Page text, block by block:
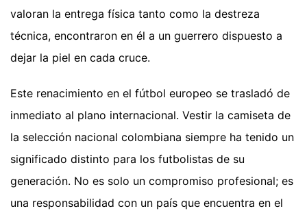
valoran la entrega física tanto como la destreza
técnica, encontraron en él a un guerrero dispuesto a
dejar la piel en cada cruce.
Este renacimiento en el fútbol europeo se trasladó de
inmediato al plano internacional. Vestir la camiseta de
la selección nacional colombiana siempre ha tenido un
significado distinto para los futbolistas de su
generación. No es solo un compromiso profesional; es
una responsabilidad con un país que encuentra en el